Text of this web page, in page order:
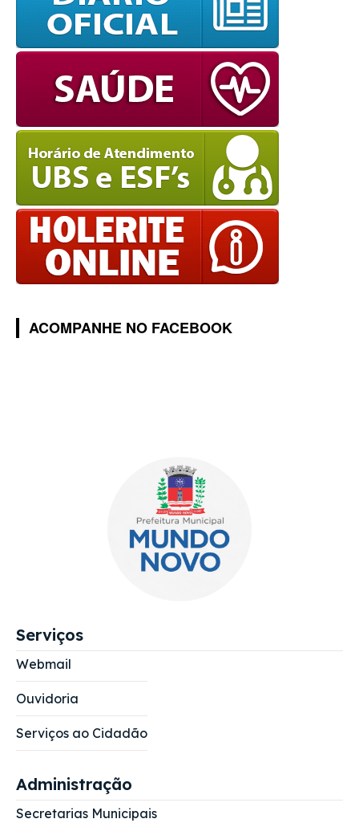
ACOMPANHE NO FACEBOOK
Serviços
Webmail
Ouvidoria
Serviços ao Cidadão
Administração
Secretarias Municipais